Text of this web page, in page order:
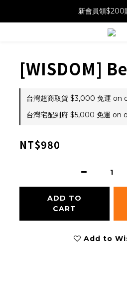
新會員領$200
[WISDOM]
台灣超商取貨 $3,000 免運 on
台灣宅配到府 $5,000 免運 on
NT$980
ADD TO
CART
Add to